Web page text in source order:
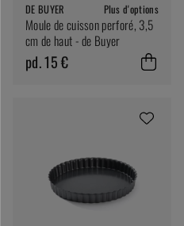
DE BUYER Plus d'options
Moule de cuisson perforé, 3,5
cm de haut - de Buyer
pd. 15 €